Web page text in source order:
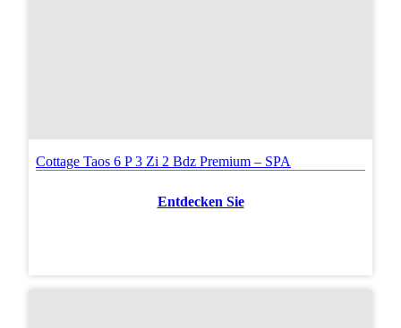
Cottage Taos 6 P 3 Zi 2 Bdz Premium – SPA
Entdecken Sie